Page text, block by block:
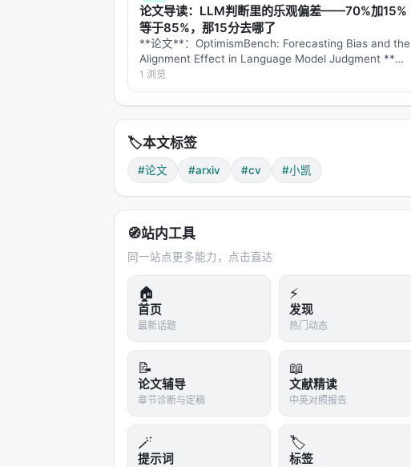
论文导读：LLM判断里的乐观偏差——70%加15%
等于85%，那15分去哪了
**论文**：OptimismBench: Forecasting Bias and the
Alignment Effect in Language Model Judgment **作
者**：Cho Seonglae, Koshiya…
1 浏览
🏷️本文标签
#论文 #arxiv #cv #小凯
🧭站内工具
同一站点更多能力，点击直达
🏠
首页
最新话题
⚡
发现
热门动态
📝
论文辅导
章节诊断与定稿
📖
文献精读
中英对照报告
🪄
提示词
🏷️
标签